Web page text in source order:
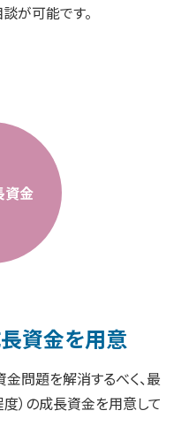
が可能です。
資金
資金を用意
問題を解消するべく、最
）の成長資金を用意して